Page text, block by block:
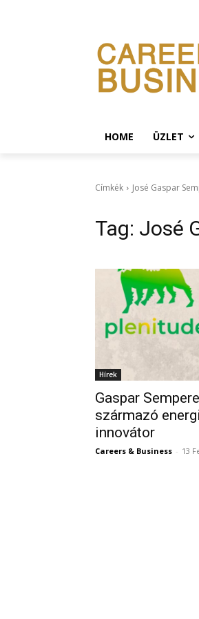
HOME ÜZLET
Címkék José Gaspar
Tag: José
Hírek
Gaspar
származó
innovátor
Careers & Business - 13